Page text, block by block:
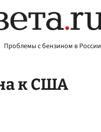
Проблемы с бензином в России
к США